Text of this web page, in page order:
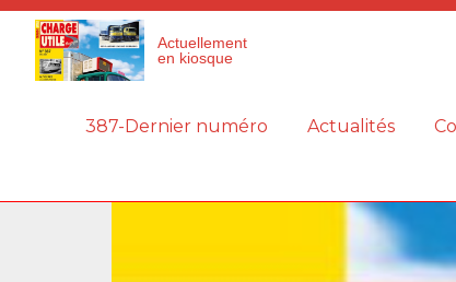
Actuellement
en kiosque
387-Dernier numéro Actualités
Panneau de gestion des cookies